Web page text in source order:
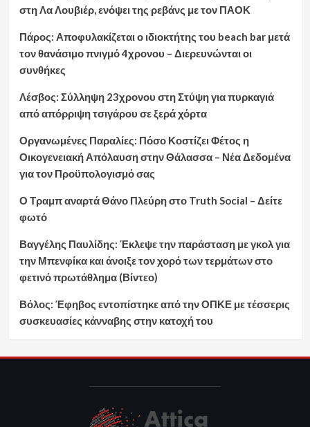
στη Λα Λουβιέρ, ενόψει της ρεβάνς με τον ΠΑΟΚ
Πάρος: Αποφυλακίζεται ο ιδιοκτήτης του beach bar μετά
τον θανάσιμο πνιγμό 4χρονου – Διερευνώνται οι
συνθήκες
Λέσβος: Σύλληψη 23χρονου στη Στύψη για πυρκαγιά
από απόρριψη τσιγάρου σε ξερά χόρτα
Οργανωμένες Παραλίες: Πόσο Κοστίζει Φέτος η
Οικογενειακή Απόλαυση στην Θάλασσα – Νέα Δεδομένα
για τον Προϋπολογισμό σας
Ο Τραμπ αναρτά Θάνο Πλεύρη στο Truth Social – Δείτε
φωτό
Βαγγέλης Παυλίδης: Έκλεψε την παράσταση με γκολ για
την Μπενφίκα και άνοιξε τον χορό των τερμάτων στο
φετινό πρωτάθλημα (Βίντεο)
Βόλος: Έφηβος εντοπίστηκε από την ΟΠΚΕ με τέσσερις
συσκευασίες κάνναβης στην κατοχή του